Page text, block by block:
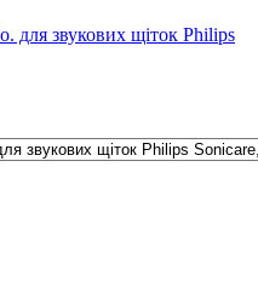
для звукових щіток Philips